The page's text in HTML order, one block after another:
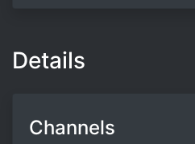
Details
Channels